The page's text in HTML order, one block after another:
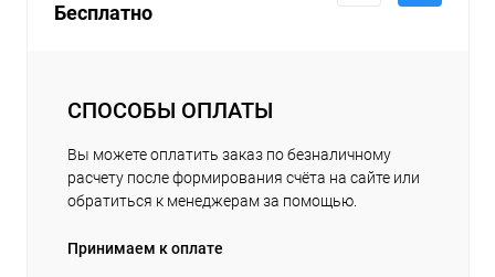
Бесплатно
СПОСОБЫ ОПЛАТЫ
Вы можете оплатить заказ по безналичному
расчету после формирования счёта на сайте или
обратиться к менеджерам за помощью.
Принимаем к оплате